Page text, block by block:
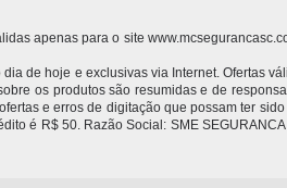
apenas para o site
de hoje e exclusivas via Internet. Ofertas
os produtos são resumidas e de
e erros de digitação que possam ter
é R$ 50. Razão Social: SME